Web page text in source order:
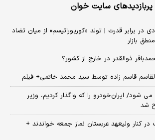
پربازدیدهای سایت خوان
در برابر قدرت | تولد «کورپوراتیسم» از میان تضاد
بازار
ذوالقدر در خارج از کشور؟
قاسم زاده توسط سید محمد خاتمی+ فیلم
می شود/ ایران‌خودرو را که واگذار کردیم، وزیر
شد
در کنار ولیعهد عربستان نماز جمعه خواندند +